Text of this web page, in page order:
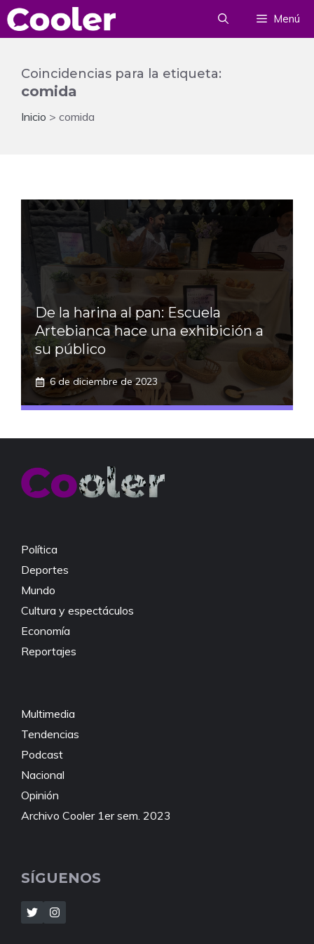
Saltar
al
Menú
Coincidencias para la etiqueta:
comida
Inicio > comida
De la harina al pan: Escuela
Artebianca hace una exhibición a
su público
6 de diciembre de 2023
Política
Deportes
Mundo
Cultura y espectáculos
Economía
Reportajes
Multimedia
Tendencias
Podcast
Nacional
Opinión
Archivo Cooler 1er sem. 2023
SÍGUENOS